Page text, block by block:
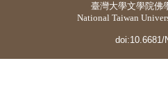
臺灣大學文學院佛
National Taiwan
doi:10.6681/